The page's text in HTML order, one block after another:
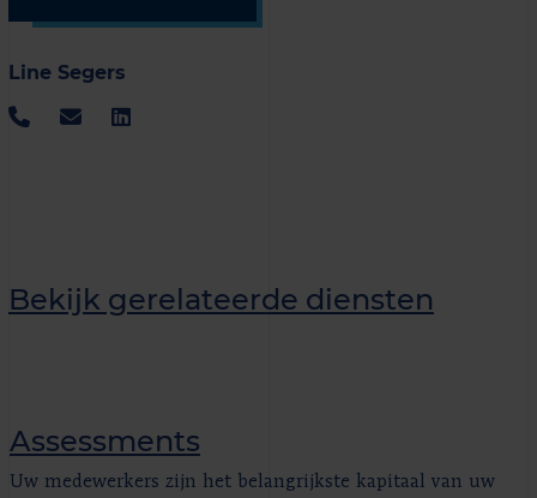
Line Segers
Bekijk gerelateerde diensten
Assessments
Uw medewerkers zijn het belangrijkste kapitaal van uw